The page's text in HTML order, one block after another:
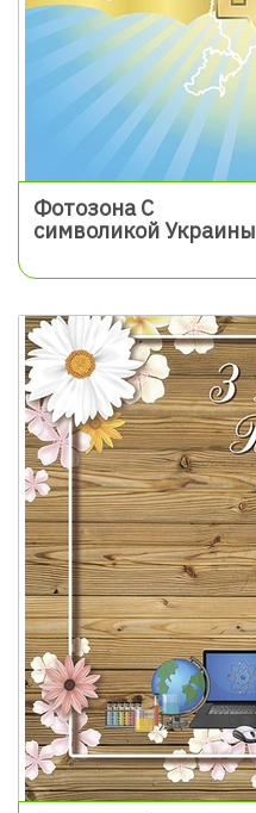
Фотозона С
символикой Украины